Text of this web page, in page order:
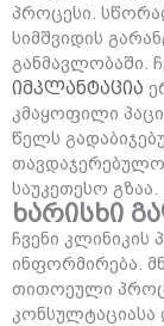
პროცესი.
სიმშვიდის
განმავლობაში.
იმპლანტაცია
კმაყოფილი
წელს
საუკეთესო გზაა.
ხარისხი
ჩვენი კლინიკის
ინფორმირება.
თითოეული
კონსულტაციასა